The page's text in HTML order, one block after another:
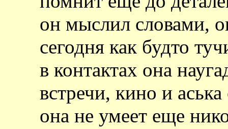
он мыслил словами,
сегодня как будто
в контактах она
встречи, кино и
она не умеет еще